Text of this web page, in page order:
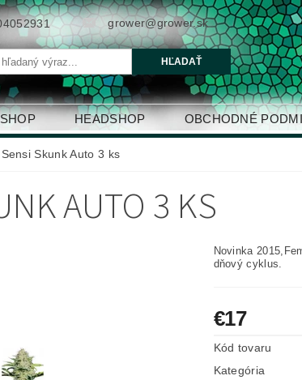
grower@grower.sk
HEADSHOP OBCHODNÉ
Sensi Skunk Auto 3 ks
AUTO 3 KS
Novinka
dňový cyklus.
€17
Kód tovaru
Kategória